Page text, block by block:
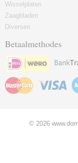
Wisselplaten
Zaagbladen
Diversen
Betaalmethodes
© 2026